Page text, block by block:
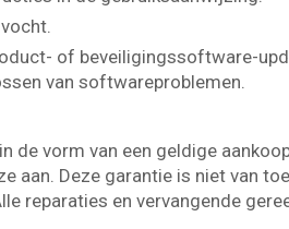
of beveiligingssoftware-
van softwareproblemen.
de vorm van een geldige
aan. Deze garantie is niet van
reparaties en vervangende